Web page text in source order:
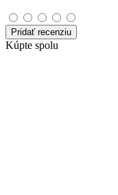
Pridať recenziu
Kúpte spolu